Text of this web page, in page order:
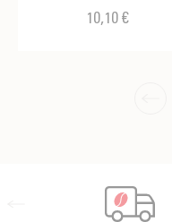
10,10 €